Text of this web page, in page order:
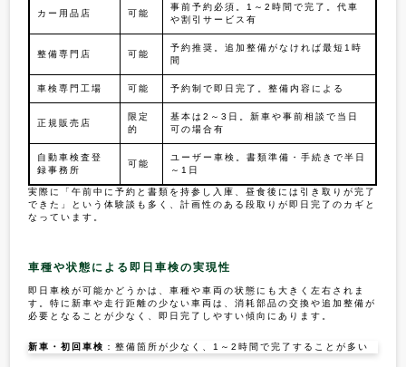
カー用品店 可能
事前予約必須。1～2時間で完了。代車
や割引サービス有
整備専門店 可能
予約推奨。追加整備がなければ最短1時
間
車検専門工場 可能 予約制で即日完了。整備内容による
正規販売店
限定
的
基本は2～3日。新車や事前相談で当日
可の場合有
自動車検査登
録事務所
可能
ユーザー車検。書類準備・手続きで半日
～1日
実際に「午前中に予約と書類を持参し入庫、昼食後には引き取りが完了
できた」という体験談も多く、計画性のある段取りが即日完了のカギと
なっています。
車種や状態による即日車検の実現性
即日車検が可能かどうかは、車種や車両の状態にも大きく左右されま
す。特に新車や走行距離の少ない車両は、消耗部品の交換や追加整備が
必要となることが少なく、即日完了しやすい傾向にあります。
新車・初回車検 ：整備箇所が少なく、1～2時間で完了することが多い